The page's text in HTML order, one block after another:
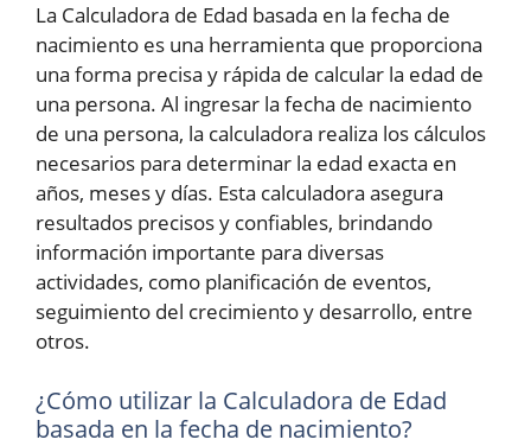
La Calculadora de Edad basada en la fecha de
nacimiento es una herramienta que proporciona
una forma precisa y rápida de calcular la edad de
una persona. Al ingresar la fecha de nacimiento
de una persona, la calculadora realiza los cálculos
necesarios para determinar la edad exacta en
años, meses y días. Esta calculadora asegura
resultados precisos y confiables, brindando
información importante para diversas
actividades, como planificación de eventos,
seguimiento del crecimiento y desarrollo, entre
otros.
¿Cómo utilizar la Calculadora de Edad
basada en la fecha de nacimiento?